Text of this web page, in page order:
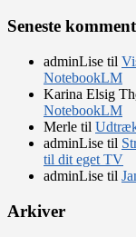
Seneste
adminLise til
NotebookLM
Karina Elsig
NotebookLM
Merle til
adminLise til
til dit eget TV
adminLise til
Arkiver